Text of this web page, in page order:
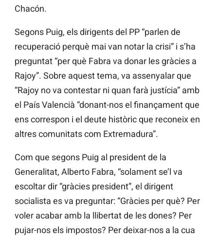
Chacón.
Segons Puig, els dirigents del PP “parlen de
recuperació perquè mai van notar la crisi” i s’ha
preguntat “per què Fabra va donar les gràcies a
Rajoy”. Sobre aquest tema, va assenyalar que
“Rajoy no va contestar ni quan farà justícia” amb
el País Valencià “donant-nos el finançament que
ens correspon i el deute històric que reconeix en
altres comunitats com Extremadura”.
Com que segons Puig al president de la
Generalitat, Alberto Fabra, “solament se’l va
escoltar dir “gràcies president”, el dirigent
socialista es va preguntar: “Gràcies per què? Per
voler acabar amb la llibertat de les dones? Per
pujar-nos els impostos? Per deixar-nos a la cua